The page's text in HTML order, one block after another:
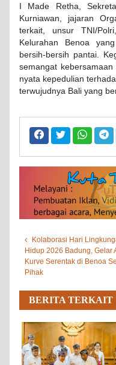
I Made Retha,
Kurniawan, jajaran
terkait, unsur TNI/
Kelurahan Benoa
bersih-bersih pantai.
semangat
nyata kepedulian
terwujudnya Bali yang
Kolaborasi Hari
Hidup 2026 Badung, Gelar
Kurve Serentak di Benoa
Pihak
BERITA TERKAIT